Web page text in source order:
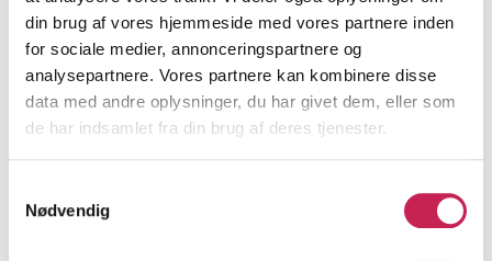
din brug af vores hjemmeside med vores partnere inden
for sociale medier, annonceringspartnere og
analysepartnere. Vores partnere kan kombinere disse
data med andre oplysninger, du har givet dem, eller som
de har indsamlet fra din brug af deres tjenester.
Nødvendig
contacts to psychiatric and pediatric
departments (CAREBRIDGE)
FORSKNING
Projektleder:Stine Lundstrøm Kamionka
Bevilling: